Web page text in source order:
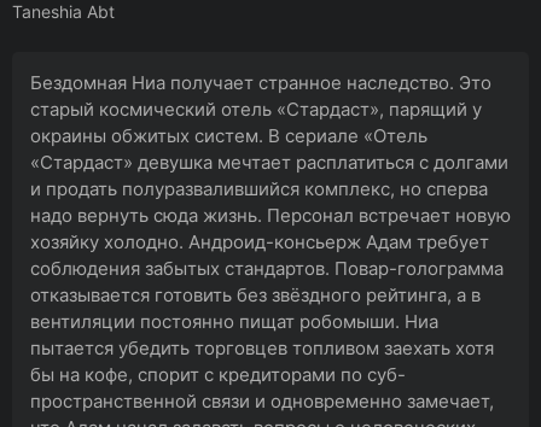
Taneshia Abt
Бездомная Ниа получает странное наследство. Это
старый космический отель «Стардаст», парящий у
окраины обжитых систем. В сериале «Отель
«Стардаст» девушка мечтает расплатиться с долгами
и продать полуразвалившийся комплекс, но сперва
надо вернуть сюда жизнь. Персонал встречает новую
хозяйку холодно. Андроид-консьерж Адам требует
соблюдения забытых стандартов. Повар-голограмма
отказывается готовить без звёздного рейтинга, а в
вентиляции постоянно пищат робомыши. Ниа
пытается убедить торговцев топливом заехать хотя
бы на кофе, спорит с кредиторами по суб-
пространственной связи и одновременно замечает,